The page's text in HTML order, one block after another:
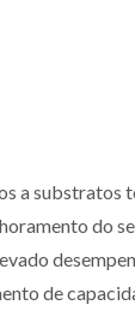
a substratos
do
de